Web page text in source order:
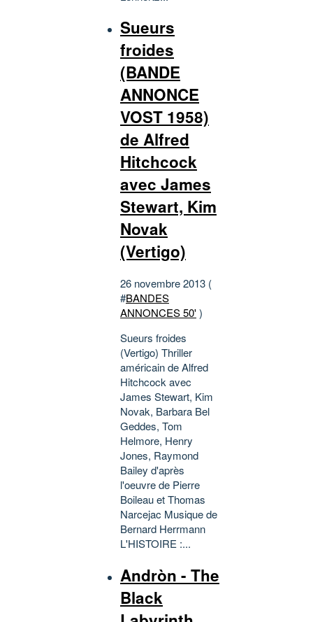
Sueurs
froides
(BANDE
ANNONCE
VOST 1958)
de Alfred
Hitchcock
avec James
Stewart, Kim
Novak
(Vertigo)
26 novembre 2013 (
#BANDES
ANNONCES 50')
Sueurs froides
(Vertigo) Thriller
américain de Alfred
Hitchcock avec
James Stewart, Kim
Novak, Barbara Bel
Geddes, Tom
Helmore, Henry
Jones, Raymond
Bailey d'après
l'oeuvre de Pierre
Boileau et Thomas
Narcejac Musique de
Bernard Herrmann
L'HISTOIRE :...
Andròn - The
Black